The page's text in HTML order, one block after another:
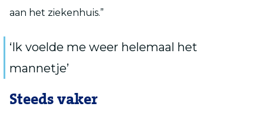
aan het ziekenhuis.”
‘Ik voelde me weer helemaal het
mannetje’
Steeds vaker